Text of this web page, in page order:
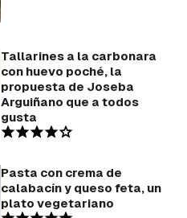
Tallarines a la carbonara
con huevo poché, la
propuesta de Joseba
Arguiñano que a todos
gusta
Pasta con crema de
calabacín y queso feta, un
plato vegetariano